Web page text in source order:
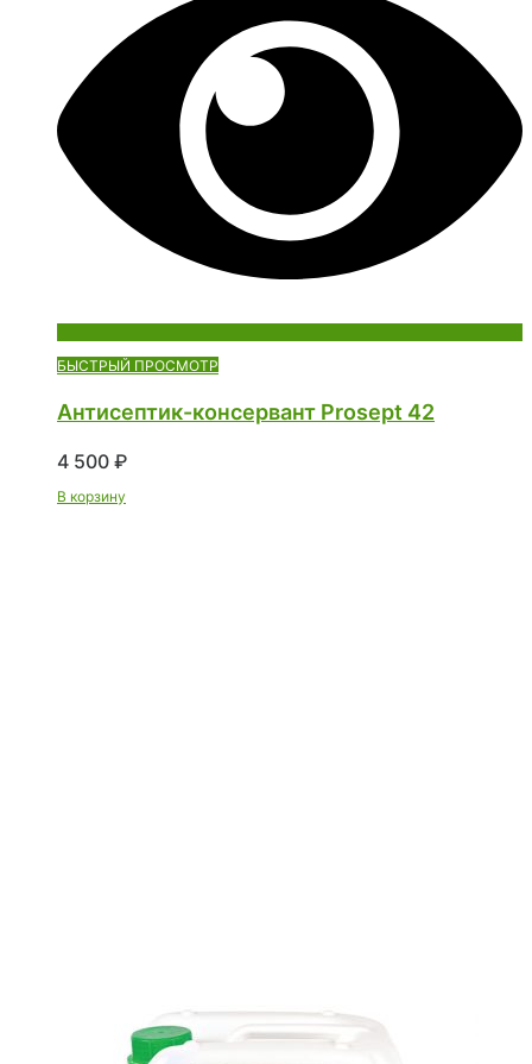
БЫСТРЫЙ ПРОСМОТР
Антисептик-консервант Prosept 42
4 500 ₽
В корзину